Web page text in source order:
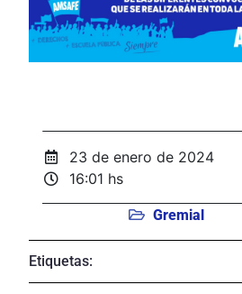
23 de enero de 2024
16:01 hs
Gremial
Etiquetas: